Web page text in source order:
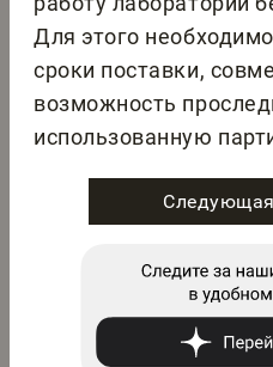
Для этого
сроки поставки,
возможность
использованную
Следующая